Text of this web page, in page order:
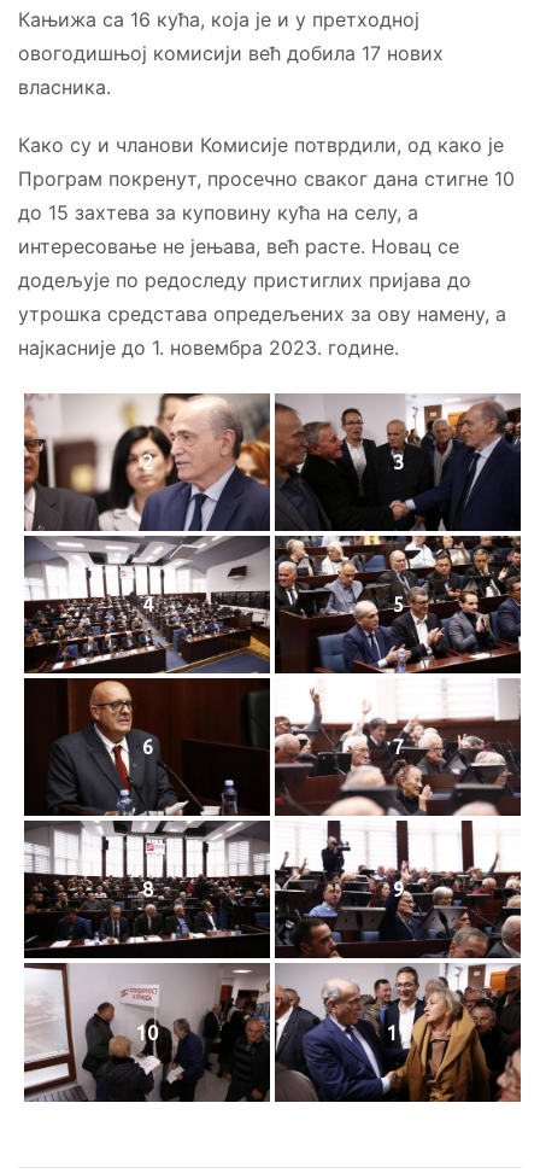
Кањижа са 16 кућа, која је и у претходној
овогодишњој комисији већ добила 17 нових
власника.
Како су и чланови Комисије потврдили, од како је
Програм покренут, просечно сваког дана стигне 10
до 15 захтева за куповину кућа на селу, а
интересовање не јењава, већ расте. Новац се
додељује по редоследу пристиглих пријава до
утрошка средстава опредељених за ову намену, а
најкасније до 1. новембра 2023. године.
2 3
4 5
6 7
8 9
10 11